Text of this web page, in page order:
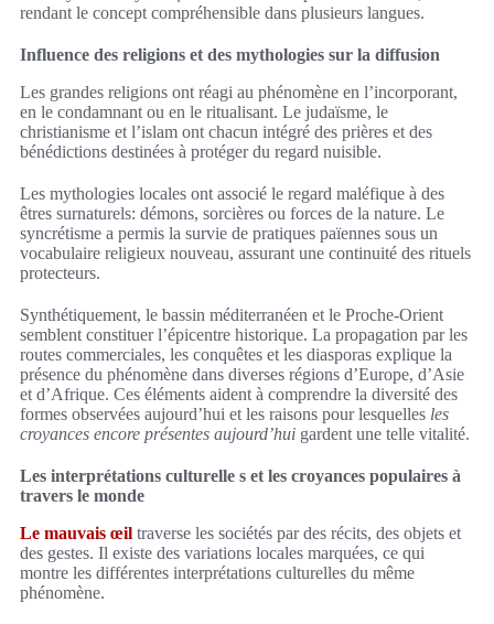
rendant le concept compréhensible dans plusieurs langues.
Influence des religions et des mythologies sur la diffusion
Les grandes religions ont réagi au phénomène en l’incorporant,
en le condamnant ou en le ritualisant. Le judaïsme, le
christianisme et l’islam ont chacun intégré des prières et des
bénédictions destinées à protéger du regard nuisible.
Les mythologies locales ont associé le regard maléfique à des
êtres surnaturels: démons, sorcières ou forces de la nature. Le
syncrétisme a permis la survie de pratiques païennes sous un
vocabulaire religieux nouveau, assurant une continuité des rituels
protecteurs.
Synthétiquement, le bassin méditerranéen et le Proche-Orient
semblent constituer l’épicentre historique. La propagation par les
routes commerciales, les conquêtes et les diasporas explique la
présence du phénomène dans diverses régions d’Europe, d’Asie
et d’Afrique. Ces éléments aident à comprendre la diversité des
formes observées aujourd’hui et les raisons pour lesquelles les
croyances encore présentes aujourd’hui gardent une telle vitalité.
Les interprétations culturelle s et les croyances populaires à
travers le monde
Le mauvais œil traverse les sociétés par des récits, des objets et
des gestes. Il existe des variations locales marquées, ce qui
montre les différentes interprétations culturelles du même
phénomène.